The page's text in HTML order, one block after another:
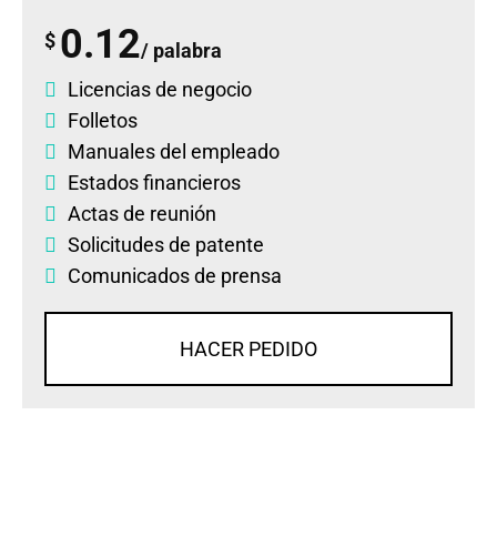
$ 0.12/ palabra
Licencias de negocio
Folletos
Manuales del empleado
Estados financieros
Actas de reunión
Solicitudes de patente
Comunicados de prensa
HACER PEDIDO